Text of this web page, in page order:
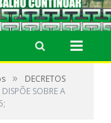
»
DECRETOS
SOBRE A